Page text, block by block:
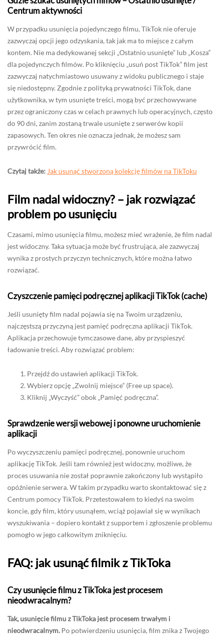
Centrum aktywności
W przypadku usunięcia pojedynczego filmu, TikTok nie oferuje
zazwyczaj opcji jego odzyskania, tak jak ma to miejsce z całym
kontem. Nie ma dedykowanej sekcji „Ostatnio usunięte” lub „Kosza”
dla pojedynczych filmów. Po kliknięciu „usuń post TikTok” film jest
zazwyczaj natychmiastowo usuwany z widoku publicznego i staje
się niedostępny. Zgodnie z polityką prywatności TikTok, dane
użytkownika, w tym usunięte treści, mogą być przechowywane
przez ograniczony czas w celach prawnych lub operacyjnych, często
do 90 dni, zanim zostaną trwale usunięte z serwerów kopii
zapasowych. Ten okres nie oznacza jednak, że możesz sam
przywrócić film.
Czytaj także: Jak usunąć stworzoną kolekcję filmów na TikToku
Film nadal widoczny? – jak rozwiązać
problem po usunięciu
Czasami, mimo usunięcia filmu, możesz mieć wrażenie, że film nadal
jest widoczny. Taka sytuacja może być frustrująca, ale zazwyczaj
wynika z prostych przyczyn technicznych, które można łatwo
rozwiązać.
Czyszczenie pamięci podręcznej aplikacji TikTok (cache)
Jeśli usunięty film nadal pojawia się na Twoim urządzeniu,
najczęstszą przyczyną jest pamięć podręczna aplikacji TikTok.
Aplikacja przechowuje tymczasowe dane, aby przyspieszyć
ładowanie treści. Aby rozwiązać problem:
Przejdź do ustawień aplikacji TikTok.
Wybierz opcję „Zwolnij miejsce” (Free up space).
Kliknij „Wyczyść” obok „Pamięć podręczna”.
Sprawdzenie wersji webowej i ponowne uruchomienie
aplikacji
Po wyczyszczeniu pamięci podręcznej, ponownie uruchom
aplikację TikTok. Jeśli tam również jest widoczny, możliwe, że
proces usuwania nie został poprawnie zakończony lub wystąpiło
opóźnienie serwera. W takim przypadku warto skontaktować się z
Centrum pomocy TikTok. Przetestowałem to kiedyś na swoim
koncie, gdy film, który usunąłem, wciąż pojawiał się w wynikach
wyszukiwania – dopiero kontakt z supportem i zgłoszenie problemu
pomogło w jego całkowitym zniknięciu.
FAQ: jak usunąć filmik z TikToka
Czy usunięcie filmu z TikToka jest procesem
nieodwracalnym?
Tak, usunięcie filmu z TikToka jest procesem trwałym i
nieodwracalnym. Po potwierdzeniu usunięcia, film znika z Twojego